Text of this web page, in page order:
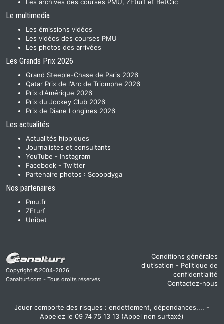
Les archives des courses PMU, ZEturf et BetClic
Le multimedia
Les émissions vidéos
Les vidéos des courses PMU
Les photos des arrivées
Les Grands Prix 2026
Grand Steeple-Chase de Paris 2026
Qatar Prix de l'Arc de Triomphe 2026
Prix d'Amérique 2026
Prix du Jockey Club 2026
Prix de Diane Longines 2026
Les actualités
Actualités hippiques
Journalistes et consultants
YouTube - Instagram
Facebook - Twitter
Partenaire photos : Scoopdyga
Nos partenaires
Pmu.fr
ZEturf
Unibet
Copyright ©2004-2026
Canalturf.com - Tous droits réservés
Conditions générales
d'utisation - Politique de
confidentialité
Contactez-nous
Jouer comporte des risques : endettement, dépendances,... -
Appelez le 09 74 75 13 13 (Appel non surtaxé)